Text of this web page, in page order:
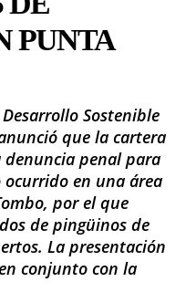
PUNTA
Sostenible
que la cartera
denuncia penal para
ocurrido en una área
por el que
de pingüinos de
La presentación
conjunto con la